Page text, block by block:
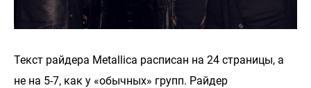
Текст райдера Metallica расписан на 24 страницы, а
не на 5-7, как у «обычных» групп. Райдер